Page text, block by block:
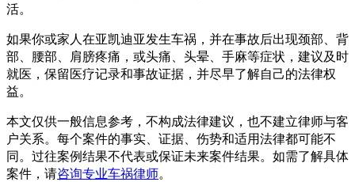
活。
如果你或家人在亚凯迪亚发生车祸，并在事故后出现颈部、背
部、腰部、肩膀疼痛，或头痛、头晕、手麻等症状，建议及时
就医，保留医疗记录和事故证据，并尽早了解自己的法律权
益。
本文仅供一般信息参考，不构成法律建议，也不建立律师与客
户关系。每个案件的事实、证据、伤势和适用法律都可能不
同。过往案例结果不代表或保证未来案件结果。如需了解具体
案件，请咨询专业车祸律师。